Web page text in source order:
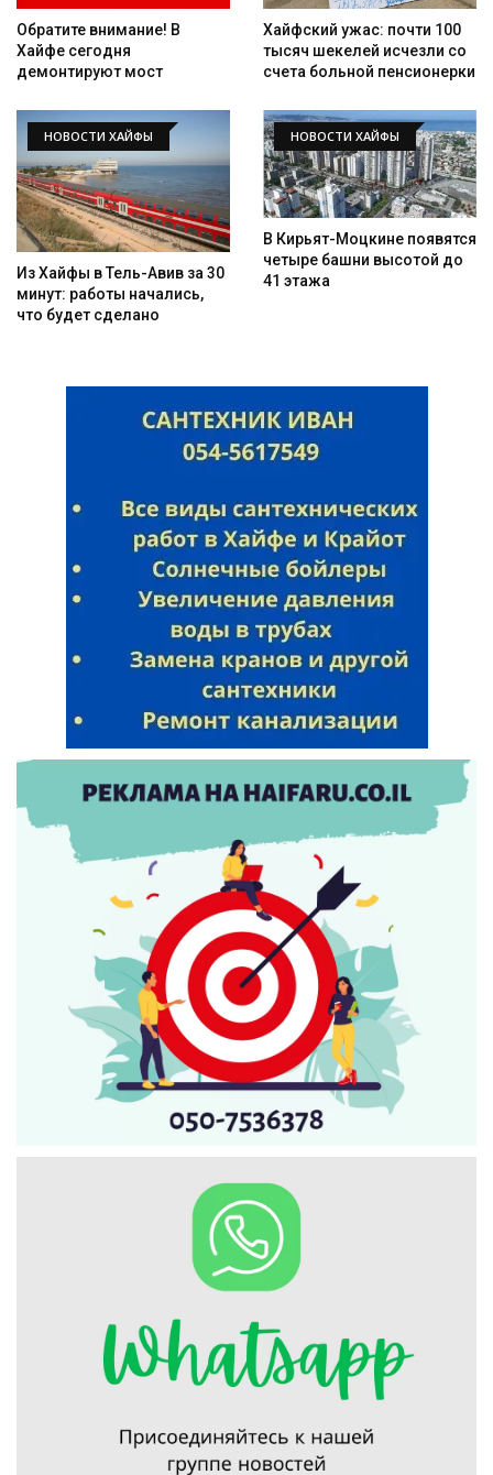
Обратите внимание! В
Хайфе сегодня
демонтируют мост
Хайфский ужас: почти 100
тысяч шекелей исчезли со
счета больной пенсионерки
НОВОСТИ ХАЙФЫ
Из Хайфы в Тель-Авив за 30
минут: работы начались,
что будет сделано
НОВОСТИ ХАЙФЫ
В Кирьят-Моцкине появятся
четыре башни высотой до
41 этажа